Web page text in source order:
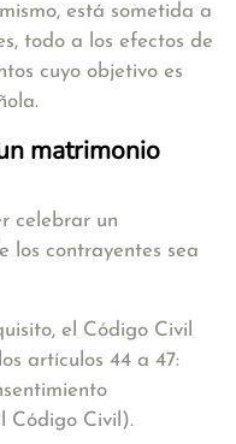
está sometida a
todo a los efectos de
cuyo objetivo es
matrimonio
celebrar un
los contrayentes sea
el Código Civil
artículos 44 a 47:
Código Civil).